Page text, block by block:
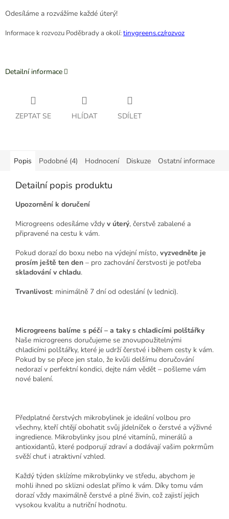
Odesíláme a rozvážíme každé úterý!
Informace k rozvozu Poděbrady a okolí:tinygreens.cz/rozvoz
Detailní informace
ZEPTAT SE HLÍDAT SDÍLET
Popis Podobné (4) Hodnocení Diskuze Ostatní informace
Detailní popis produktu
Upozornění k doručení
Microgreens odesíláme vždy v úterý, čerstvě zabalené a
připravené na cestu k vám.
Pokud dorazí do boxu nebo na výdejní místo, vyzvedněte je
prosím ještě ten den – pro zachování čerstvosti je potřeba
skladování v chladu.
Trvanlivost: minimálně 7 dní od odeslání (v lednici).
Microgreens balíme s péčí – a taky s chladicími polštářky
Naše microgreens doručujeme se znovupoužitelnými
chladicími polštářky, které je udrží čerstvé i během cesty k vám.
Pokud by se přece jen stalo, že kvůli delšímu doručování
nedorazí v perfektní kondici, dejte nám vědět – pošleme vám
nové balení.
Předplatné čerstvých mikrobylinek je ideální volbou pro
všechny, kteří chtějí obohatit svůj jídelníček o čerstvé a výživné
ingredience. Mikrobylinky jsou plné vitamínů, minerálů a
antioxidantů, které podporují zdraví a dodávají vašim pokrmům
svěží chuť i atraktivní vzhled.
Každý týden sklízíme mikrobylinky ve středu, abychom je
mohli ihned po sklizni odeslat přímo k vám. Díky tomu vám
dorazí vždy maximálně čerstvé a plné živin, což zajistí jejich
vysokou kvalitu a nutriční hodnotu.